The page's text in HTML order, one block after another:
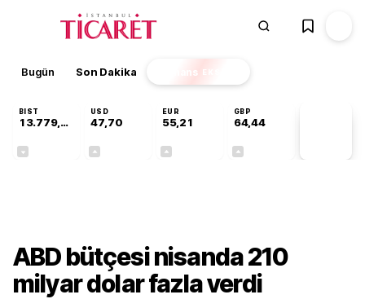
Bugün Son Dakika Finans EKSTRA
BIST
13.779,39
USD
47,70
EUR
55,21
GBP
64,44
ABD bütçesi nisanda 210
milyar dolar fazla verdi